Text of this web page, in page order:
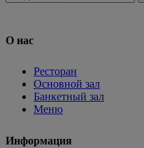
О нас
Ресторан
Основной зал
Банкетный зал
Меню
Информация